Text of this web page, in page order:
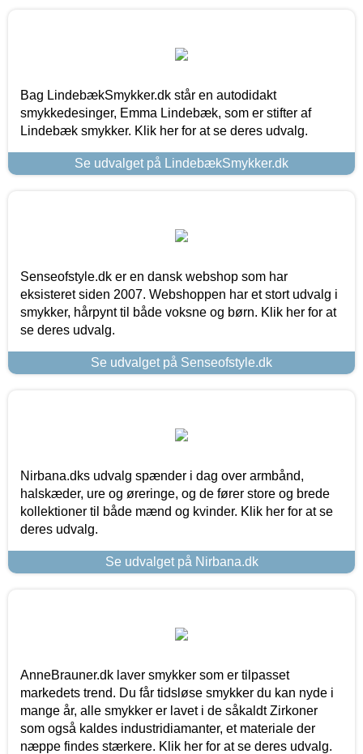
Bag LindebækSmykker.dk står en autodidakt
smykkedesinger, Emma Lindebæk, som er stifter af
Lindebæk smykker. Klik her for at se deres udvalg.
Se udvalget på LindebækSmykker.dk
Senseofstyle.dk er en dansk webshop som har
eksisteret siden 2007. Webshoppen har et stort udvalg i
smykker, hårpynt til både voksne og børn. Klik her for at
se deres udvalg.
Se udvalget på Senseofstyle.dk
Nirbana.dks udvalg spænder i dag over armbånd,
halskæder, ure og øreringe, og de fører store og brede
kollektioner til både mænd og kvinder. Klik her for at se
deres udvalg.
Se udvalget på Nirbana.dk
AnneBrauner.dk laver smykker som er tilpasset
markedets trend. Du får tidsløse smykker du kan nyde i
mange år, alle smykker er lavet i de såkaldt Zirkoner
som også kaldes industridiamanter, et materiale der
næppe findes stærkere. Klik her for at se deres udvalg.